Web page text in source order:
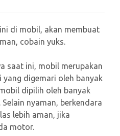
di mobil, akan membuat
cobain yuks.
saat ini, mobil merupakan
digemari oleh banyak
dipilih oleh banyak
nyaman, berkendara
lebih aman, jika
motor.